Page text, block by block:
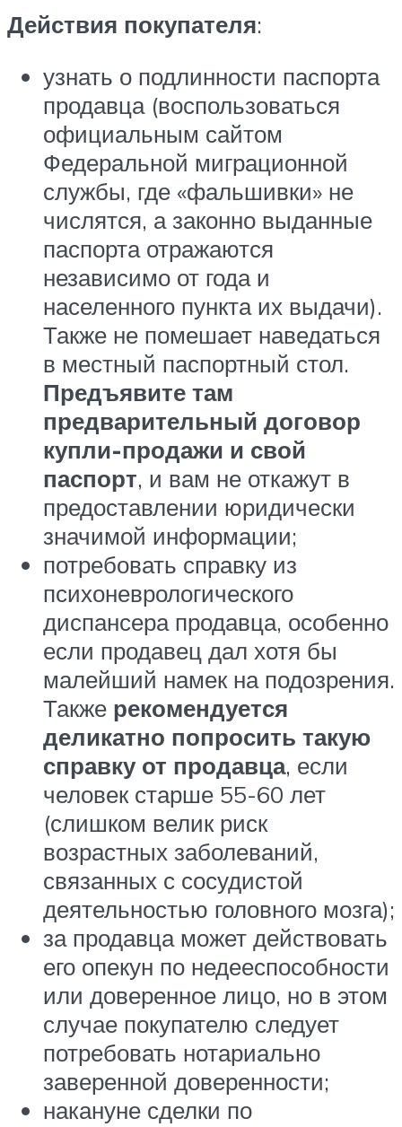
Действия покупателя:
узнать о подлинности паспорта
продавца (воспользоваться
официальным сайтом
Федеральной миграционной
службы, где «фальшивки» не
числятся, а законно выданные
паспорта отражаются
независимо от года и
населенного пункта их выдачи).
Также не помешает наведаться
в местный паспортный стол.
Предъявите там
предварительный договор
купли-продажи и свой
паспорт, и вам не откажут в
предоставлении юридически
значимой информации;
потребовать справку из
психоневрологического
диспансера продавца, особенно
если продавец дал хотя бы
малейший намек на подозрения.
Также рекомендуется
деликатно попросить такую
справку от продавца, если
человек старше 55-60 лет
(слишком велик риск
возрастных заболеваний,
связанных с сосудистой
деятельностью головного мозга);
за продавца может действовать
его опекун по недееспособности
или доверенное лицо, но в этом
случае покупателю следует
потребовать нотариально
заверенной доверенности;
накануне сделки по